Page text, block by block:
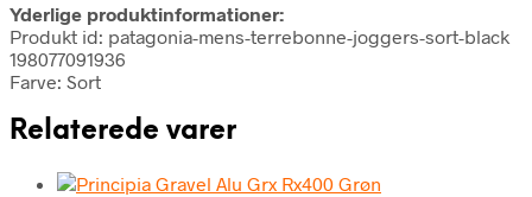
Yderlige produktinformationer:
Produkt id: patagonia-mens-terrebonne-joggers-sort-black
198077091936
Farve: Sort
Relaterede varer